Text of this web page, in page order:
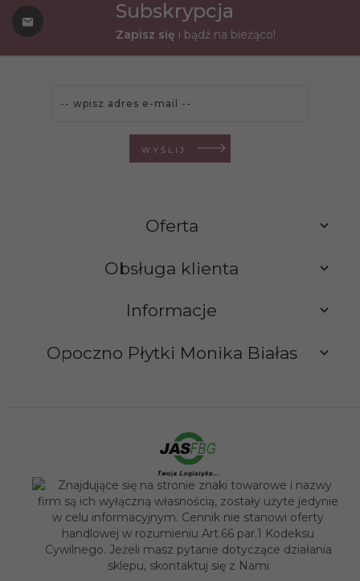
Subskrypcja
Zapisz się i bądź na bieżąco!
WYŚLIJ
Oferta
Obsługa klienta
Informacje
Opoczno Płytki Monika Białas
sklep@opocznoplytki.pl